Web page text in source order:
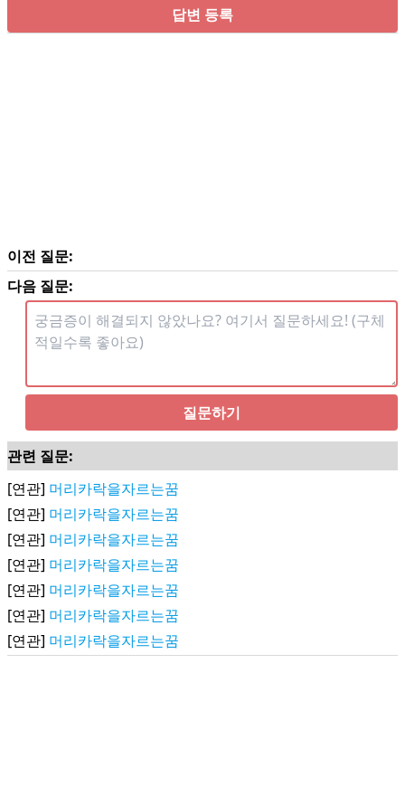
답변 등록
이전 질문:
다음 질문:
질문하기
관련 질문:
[연관] 머리카락을자르는꿈
[연관] 머리카락을자르는꿈
[연관] 머리카락을자르는꿈
[연관] 머리카락을자르는꿈
[연관] 머리카락을자르는꿈
[연관] 머리카락을자르는꿈
[연관] 머리카락을자르는꿈